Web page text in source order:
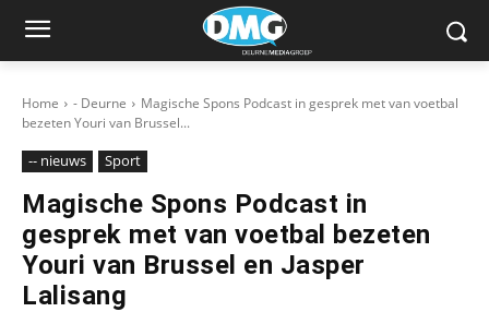
Home - Deurne
Magische Spons Podcast in gesprek met van voetbal
bezeten Youri van Brussel...
-- nieuws Sport
Magische Spons Podcast in
gesprek met van voetbal bezeten
Youri van Brussel en Jasper
Lalisang